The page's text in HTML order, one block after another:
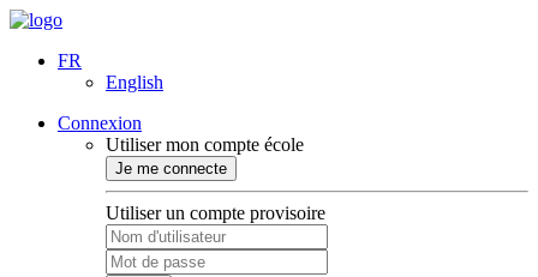
FR
English
Connexion
Utiliser mon compte école
Je me connecte
Utiliser un compte provisoire